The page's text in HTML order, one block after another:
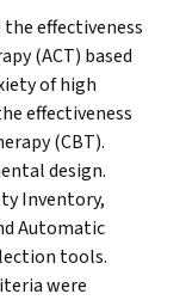
effectiveness
(ACT) based
of high
effectiveness
(CBT).
design.
Inventory,
Automatic
tools.
were